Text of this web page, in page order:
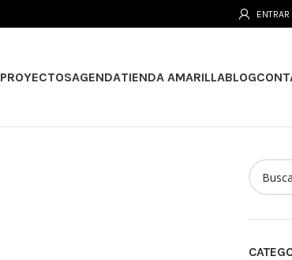
PROYECTOSAGENDATIENDA AMARILLABLOG